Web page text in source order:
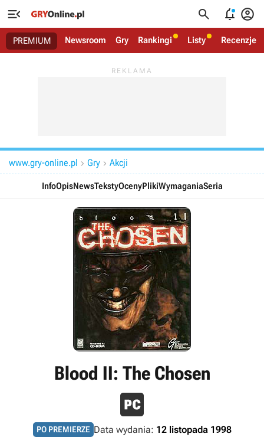
   
PREMIUM Newsroom Gry Rankingi Listy Recenzje
www.gry-online.pl  Gry  Akcji
InfoOpisNewsTekstyOcenyPlikiWymaganiaSeria
Blood II: The Chosen
PO PREMIERZE Data wydania: 12 listopada 1998